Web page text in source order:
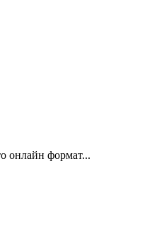
онлайн формат...